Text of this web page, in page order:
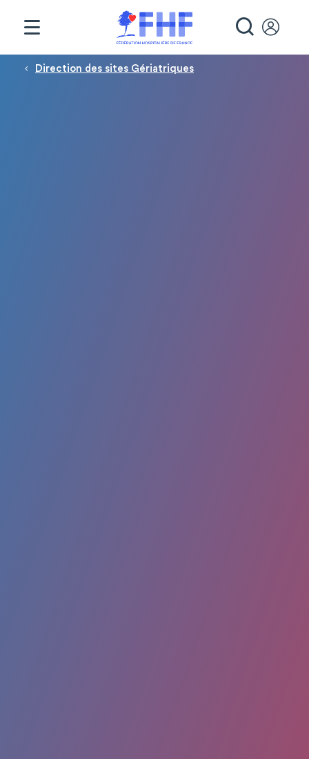
Fil d'Ariane
Direction des sites Gériatriques
Panneau de gestion des cookies